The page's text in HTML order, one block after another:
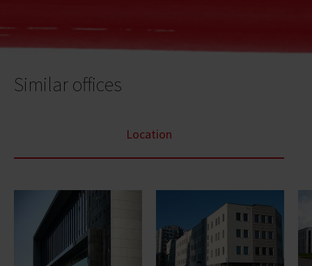
Similar offices
Location